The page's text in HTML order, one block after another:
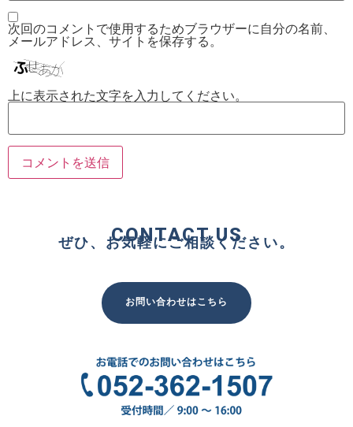
次回のコメントで使用するためブラウザーに自分の名前、
メールアドレス、サイトを保存する。
上に表示された文字を入力してください。
CONTACT US
ぜひ、お気軽にご相談ください。
お問い合わせはこちら